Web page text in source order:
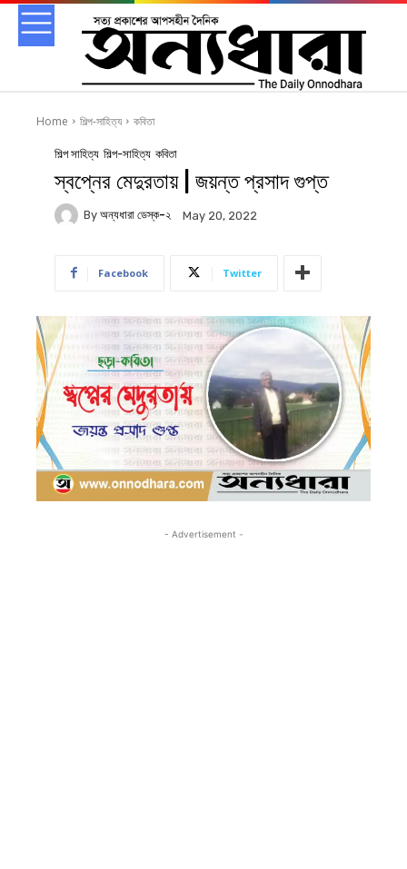
Home শিল্প-সাহিত্য কবিতা
শিল্প সাহিত্য শিল্প-সাহিত্য কবিতা
স্বপ্নের মেদুরতায় | জয়ন্ত প্রসাদ গুপ্ত
By অন্যধারা ডেস্ক-২ May 20, 2022
Facebook Twitter
- Advertisement -